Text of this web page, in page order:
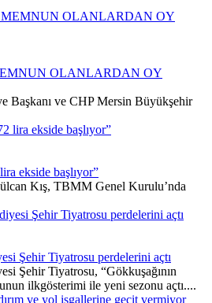
OLANLARDAN OY
Başkanı ve CHP Mersin Büyükşehir
ekside başlıyor”
Kış, TBMM Genel Kurulu’nda
Şehir Tiyatrosu perdelerini açtı
Şehir Tiyatrosu, “Gökkuşağının
ilkgösterimi ile yeni sezonu açtı....